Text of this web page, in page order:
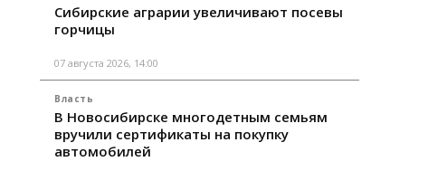
Сибирские аграрии увеличивают посевы
горчицы
07 августа 2026, 14:00
Власть
В Новосибирске многодетным семьям
вручили сертификаты на покупку
автомобилей